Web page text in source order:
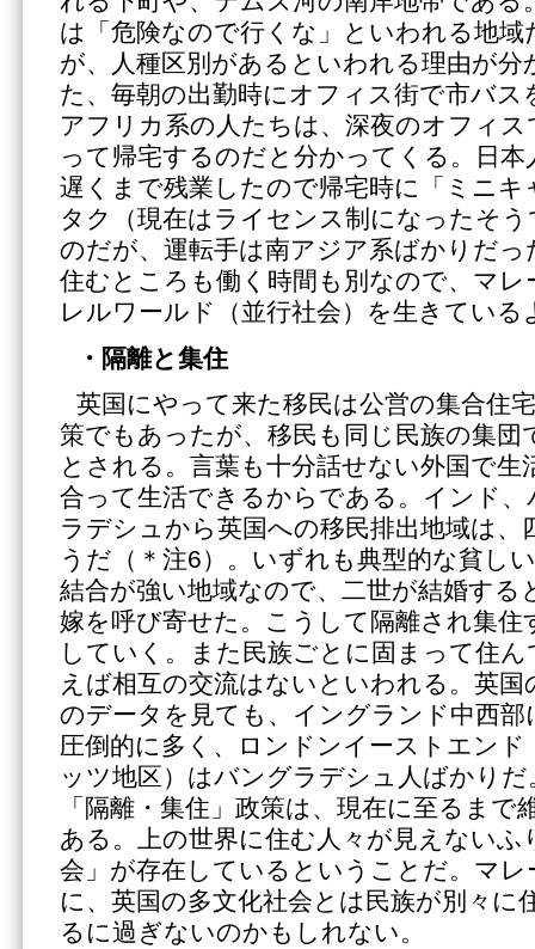
は「危険なので行くな」といわれる地域
が、人種区別があるといわれる理由が
た、毎朝の出勤時にオフィス街で市バス
アフリカ系の人たちは、深夜のオフィ
って帰宅するのだと分かってくる。日
遅くまで残業したので帰宅時に「ミニ
タク（現在はライセンス制になったそ
のだが、運転手は南アジア系ばかりだっ
住むところも働く時間も別なので、マ
レルワールド（並行社会）を生きている
・隔離と集住
英国にやって来た移民は公営の集合住
策でもあったが、移民も同じ民族の集団
とされる。言葉も十分話せない外国で生
合って生活できるからである。インド
ラデシュから英国への移民排出地域は、
うだ（＊注6）。いずれも典型的な貧し
結合が強い地域なので、二世が結婚する
嫁を呼び寄せた。こうして隔離され集住
していく。また民族ごとに固まって住
えば相互の交流はないといわれる。英国
のデータを見ても、イングランド中西
圧倒的に多く、ロンドンイーストエン
ッツ地区）はバングラデシュ人ばかり
「隔離・集住」政策は、現在に至るま
ある。上の世界に住む人々が見えないふ
会」が存在しているということだ。マ
に、英国の多文化社会とは民族が別々に
るに過ぎないのかもしれない。